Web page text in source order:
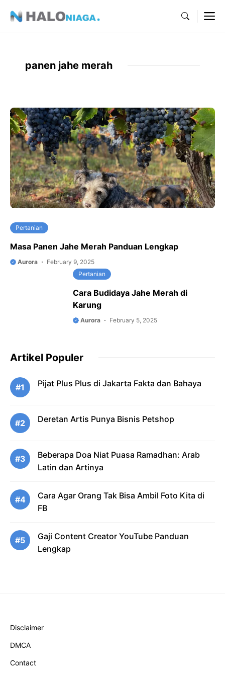
panen jahe merah
Pertanian
Masa Panen Jahe Merah Panduan Lengkap
Aurora
February 9, 2025
Pertanian
Cara Budidaya Jahe Merah di
Karung
Aurora February 5, 2025
Artikel Populer
#1 Pijat Plus Plus di Jakarta Fakta dan Bahaya
#2 Deretan Artis Punya Bisnis Petshop
#3
Beberapa Doa Niat Puasa Ramadhan: Arab
Latin dan Artinya
#4
Cara Agar Orang Tak Bisa Ambil Foto Kita di
FB
#5
Gaji Content Creator YouTube Panduan
Lengkap
Disclaimer
DMCA
Contact